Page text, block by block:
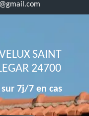
SAINT
24700
7j/7 en cas